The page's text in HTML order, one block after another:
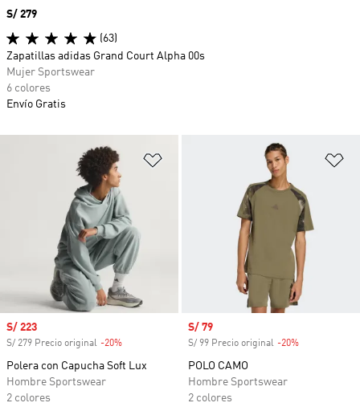
Añadir a la lista de deseos
Precio de venta
S/ 223
S/ 279 Precio original -20%
Polera con Capucha Soft Lux
Hombre Sportswear
2 colores
Precio de venta
S/ 79
S/ 99 Precio original -20%
POLO CAMO
Hombre Sportswear
2 colores
Precio
S/ 279
(63)
Zapatillas adidas Grand Court Alpha 00s
Mujer Sportswear
6 colores
Envío Gratis